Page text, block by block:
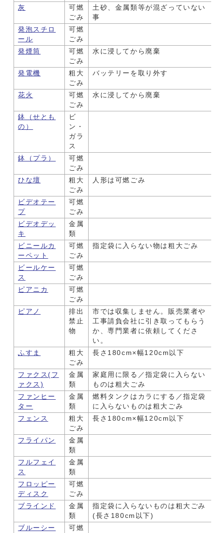
灰
可燃
ごみ
土砂、金属類等が混ざっていない
事
発泡スチロ
ール
可燃
ごみ
発煙筒
可燃
ごみ
水に浸してから廃棄
発電機
粗大
ごみ
バッテリーを取り外す
花火
可燃
ごみ
水に浸してから廃棄
鉢（せとも
の）
ビ
ン・
ガラ
ス
鉢（プラ）
可燃
ごみ
ひな壇
粗大
ごみ
人形は可燃ごみ
ビデオテー
プ
可燃
ごみ
ビデオデッ
キ
金属
類
ビニールカ
ーペット
可燃
ごみ
指定袋に入らない物は粗大ごみ
ビールケー
ス
可燃
ごみ
ピアニカ
可燃
ごみ
ピアノ
排出
禁止
物
市では収集しません。販売業者や
工事請負会社に引き取ってもらう
か、専門業者に依頼してくださ
い。
ふすま
粗大
ごみ
長さ180cm×幅120cm以下
ファクス(フ
ァクス)
金属
類
家庭用に限る／指定袋に入らない
ものは粗大ごみ
ファンヒー
ター
金属
類
燃料タンクはカラにする／指定袋
に入らないものは粗大ごみ
フェンス
粗大
ごみ
長さ180cm×幅120cm以下
フライパン
金属
類
フルフェイ
ス
金属
類
フロッピー
ディスク
可燃
ごみ
ブラインド
金属
類
指定袋に入らないものは粗大ごみ
(長さ180cm以下)
ブルーシー
可燃